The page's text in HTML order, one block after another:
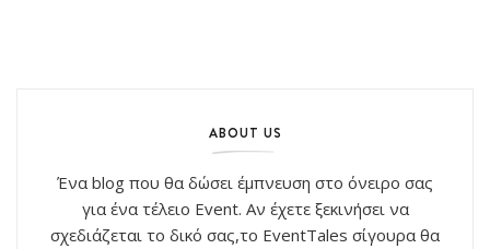
ABOUT US
Ένα blog που θα δώσει έμπνευση στο όνειρο σας
για ένα τέλειο Event. Αν έχετε ξεκινήσει να
σχεδιάζεται το δικό σας,το EventTales σίγουρα θα